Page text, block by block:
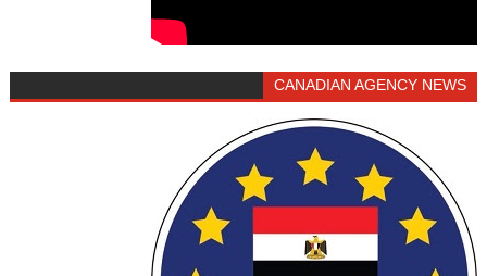
CANADIAN AGENCY NEWS